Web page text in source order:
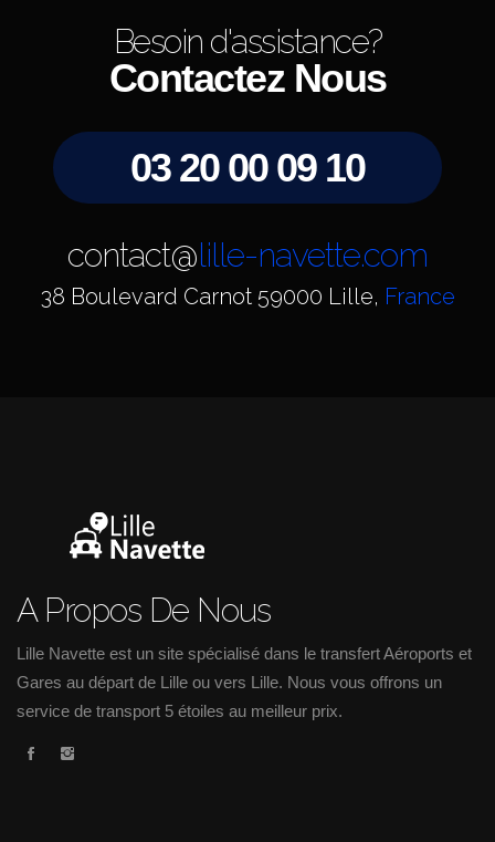
Besoin d'assistance?
Contactez Nous
03 20 00 09 10
contact@lille-navette.com
38 Boulevard Carnot 59000 Lille, France
A Propos De Nous
Lille Navette est un site spécialisé dans le transfert Aéroports et
Gares au départ de Lille ou vers Lille. Nous vous offrons un
service de transport 5 étoiles au meilleur prix.